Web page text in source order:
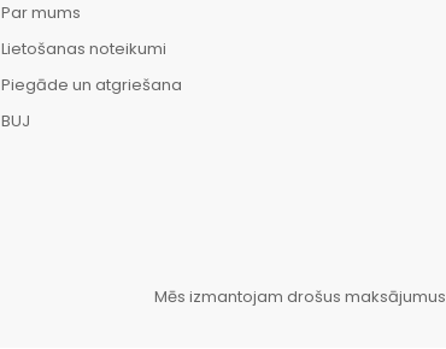
Par mums
Lietošanas noteikumi
Piegāde un atgriešana
BUJ
Mēs izmantojam drošus maksājumus